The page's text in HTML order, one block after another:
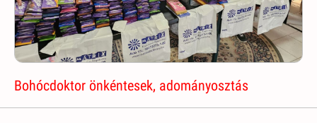
Bohócdoktor önkéntesek, adományosztás